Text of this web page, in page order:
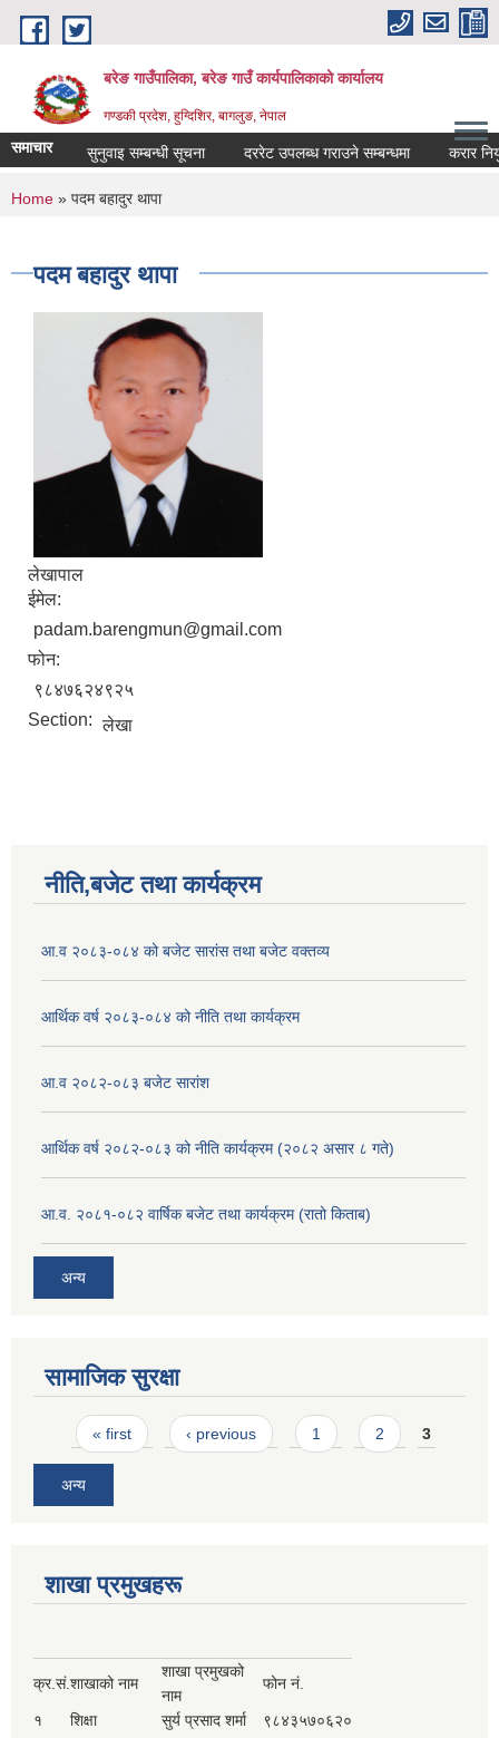
Skip to main content
बरेङ गाउँपालिका, बरेङ गाउँ कार्यपालिकाको कार्यालय
गण्डकी प्रदेश, हुग्दिशिर, बागलुङ, नेपाल
समाचार सुनुवाइ सम्बन्धी सूचना दररेट उपलब्ध गराउने सम्बन्धमा करार
You are here
Home » पदम बहादुर थापा
पदम बहादुर थापा
लेखापाल
ईमेल:
padam.barengmun@gmail.com
फोन:
९८४७६२४९२५
Section: लेखा
नीति,बजेट तथा कार्यक्रम
आ.व २०८३-०८४ को बजेट सारांस तथा बजेट वक्तव्य
आर्थिक वर्ष २०८३-०८४ को नीति तथा कार्यक्रम
आ.व २०८२-०८३ बजेट सारांश
आर्थिक वर्ष २०८२-०८३ को नीति कार्यक्रम (२०८२ असार ८ गते)
आ.व. २०८१-०८२ वार्षिक बजेट तथा कार्यक्रम (रातो किताब)
अन्य
सामाजिक सुरक्षा
Pages
« first ‹ previous 1 2 3
अन्य
शाखा प्रमुखहरू
क्र.सं.शाखाको नाम
शाखा प्रमुखको
नाम
फोन नं.
१ शिक्षा सुर्य प्रसाद शर्मा
९८४३५७०६२०